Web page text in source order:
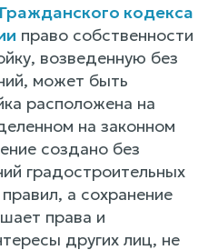
кодекса
право собственности
возведенную без
может быть
расположена на
на законном
создано без
градостроительных
а сохранение
права и
других лиц, не